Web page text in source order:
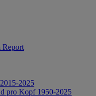
Report
2025
pro Kopf 1950-2025